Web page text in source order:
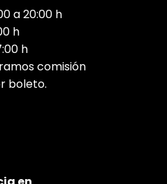
a 20:00 h
h
h
comisión
boleto.